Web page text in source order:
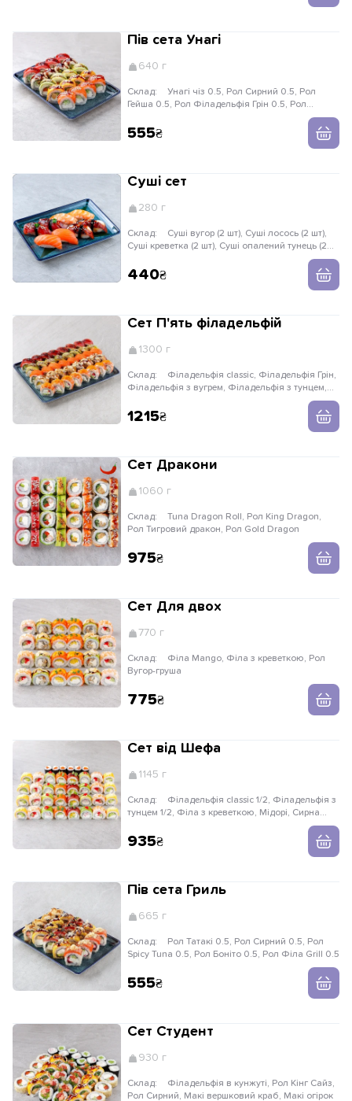
Пів сета Унагі
640 г
Склад:
Гейша 0.5, Рол Філадельфія Грін 0.5, Рол
555
Суші сет
280 г
Склад:
Суші креветка (2 шт), Суші опалений тунець (2
440
Сет П'ять філадельфій
1300 г
Склад:
Філадельфія з вугрем, Філадельфія з тунцем,
1215
Сет Дракони
1060 г
Склад:
Рол Тигровий дракон, Рол Gold Dragon
975
Сет Для двох
770 г
Склад:
Вугор-груша
775
Сет від Шефа
1145 г
Склад:
тунцем 1/2, Філа з креветкою, Мідорі, Сирна
935
Пів сета Гриль
665 г
Склад:
Spicy Tuna 0.5, Рол Боніто 0.5, Рол Філа Grill 0.5
555
Сет Студент
930 г
Склад:
Рол Сирний, Макі вершковий краб, Макі огірок